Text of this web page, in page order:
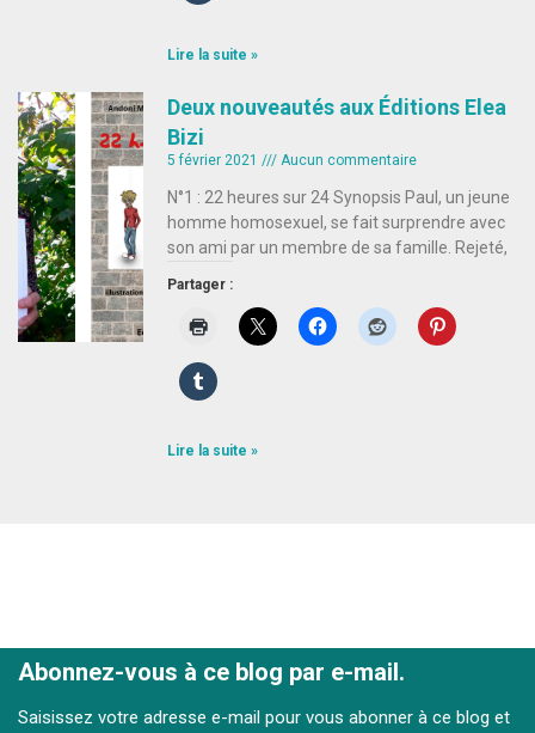
Lire la suite »
Deux nouveautés aux Éditions Elea
Bizi
5 février 2021 Aucun commentaire
N°1 : 22 heures sur 24 Synopsis Paul, un jeune
homme homosexuel, se fait surprendre avec
son ami par un membre de sa famille. Rejeté,
Partager :
Lire la suite »
Abonnez-vous à ce blog par e-mail.
Saisissez votre adresse e-mail pour vous abonner à ce blog et